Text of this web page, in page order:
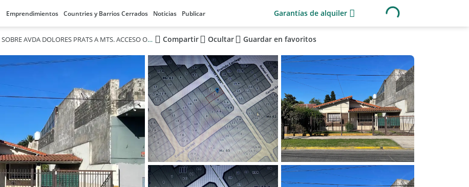
Emprendimientos Countries y Barrios Cerrados Noticias Publicar Garantías de alquiler
LOTE SOBRE AVDA DOLORES PRATS A MTS. ACCESO OESTE DE 13 X 36 IDEAL CONSTRUCTOR Compartir Ocultar Guardar en favoritos